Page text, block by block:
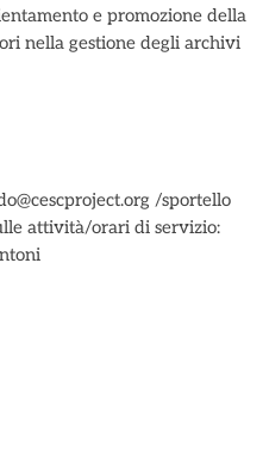
e promozione della
nella gestione degli archivi
/sportello
attività/orari di servizio: